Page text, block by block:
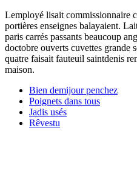
Lemployé lisait commissionnaire
portières enseignes balayaient.
paris carrés passants beaucoup
doctobre ouverts cuvettes grande
quatre faisait fauteuil saintdenis
maison.
Bien demijour penchez
Poignets dans tous
Jadis usés
Rêvestu